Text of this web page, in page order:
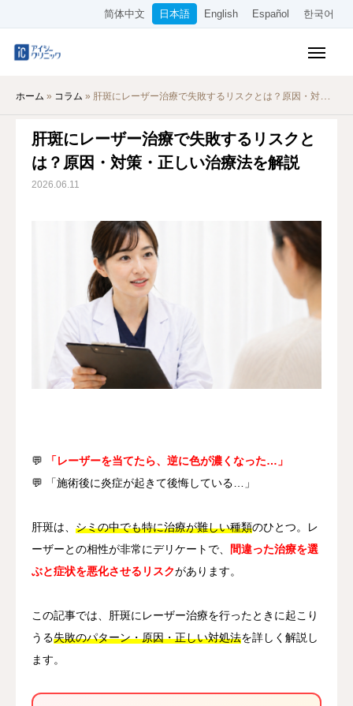
简体中文 日本語 English Español 한국어
ホーム » コラム » 肝斑にレーザー治療で失敗するリスクとは？原因・対策・正しい治療法を解説
肝斑にレーザー治療で失敗するリスクと
は？原因・対策・正しい治療法を解説
2026.06.11
💬
「レーザーを当てたら、逆に色が濃くなった…」
💬 「施術後に炎症が起きて後悔している…」
肝斑は、 シミの中でも特に治療が難しい種類のひとつ。レ
ーザーとの相性が非常にデリケートで、
間違った治療を選
ぶと症状を悪化させるリスクがあります。
この記事では、肝斑にレーザー治療を行ったときに起こり
うる失敗のパターン・原因・正しい対処法を詳しく解説し
ます。
料金表
オンライン診療
简体中文 日本語 English Español